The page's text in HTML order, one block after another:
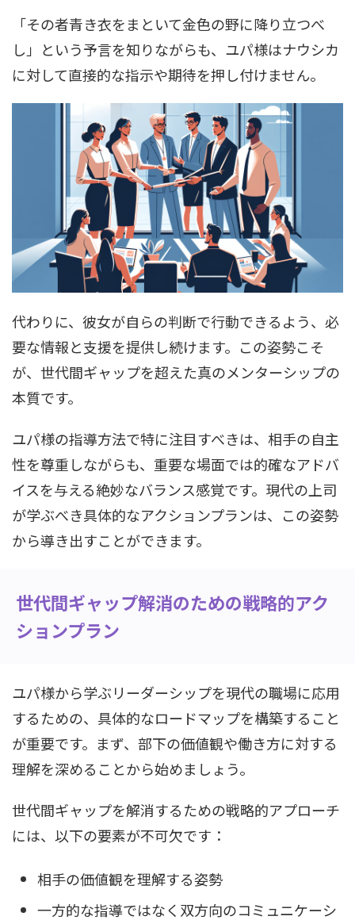
「その者青き衣をまといて金色の野に降り立つべ
し」という予言を知りながらも、ユパ様はナウシカ
に対して直接的な指示や期待を押し付けません。
代わりに、彼女が自らの判断で行動できるよう、必
要な情報と支援を提供し続けます。この姿勢こそ
が、世代間ギャップを超えた真のメンターシップの
本質です。
ユパ様の指導方法で特に注目すべきは、相手の自主
性を尊重しながらも、重要な場面では的確なアドバ
イスを与える絶妙なバランス感覚です。現代の上司
が学ぶべき具体的なアクションプランは、この姿勢
から導き出すことができます。
世代間ギャップ解消のための戦略的アク
ションプラン
ユパ様から学ぶリーダーシップを現代の職場に応用
するための、具体的なロードマップを構築すること
が重要です。まず、部下の価値観や働き方に対する
理解を深めることから始めましょう。
世代間ギャップを解消するための戦略的アプローチ
には、以下の要素が不可欠です：
相手の価値観を理解する姿勢
一方的な指導ではなく双方向のコミュニケーシ